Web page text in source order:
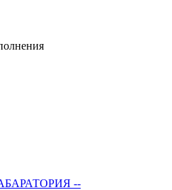
--